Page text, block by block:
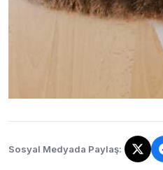
Sosyal Medyada Paylaş:
Bağlantı kopyalandı!